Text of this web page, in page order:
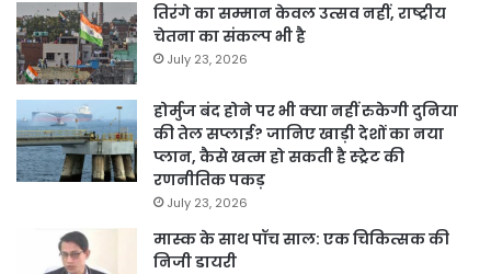
तिरंगे का सम्मान केवल उत्सव नहीं, राष्ट्रीय
चेतना का संकल्प भी है
July 23, 2026
होर्मुज बंद होने पर भी क्या नहीं रुकेगी दुनिया
की तेल सप्लाई? जानिए खाड़ी देशों का नया
प्लान, कैसे खत्म हो सकती है स्ट्रेट की
रणनीतिक पकड़
July 23, 2026
मास्क के साथ पॉच साल: एक चिकित्सक की
निजी डायरी